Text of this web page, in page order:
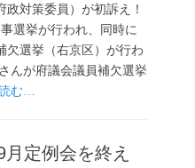
対策委員）が初訴え！
選挙が行われ、同時に
欠選挙（右京区）が行わ
んが府議会議員補欠選挙
む…
定例会を終え